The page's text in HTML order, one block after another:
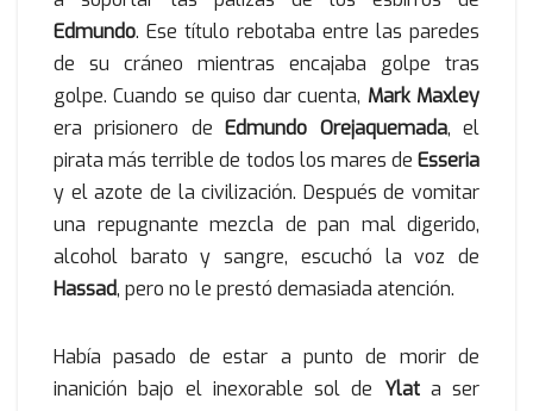
Edmundo. Ese título rebotaba entre las paredes
de su cráneo mientras encajaba golpe tras
golpe. Cuando se quiso dar cuenta, Mark Maxley
era prisionero deEdmundo Orejaquemada, el
pirata más terrible de todos los mares de Esseria
y el azote de la civilización. Después de vomitar
una repugnante mezcla de pan mal digerido,
alcohol barato y sangre, escuchó la voz de
Hassad, pero no le prestó demasiada atención.
Había pasado de estar a punto de morir de
inanición bajo el inexorable sol de Ylata ser